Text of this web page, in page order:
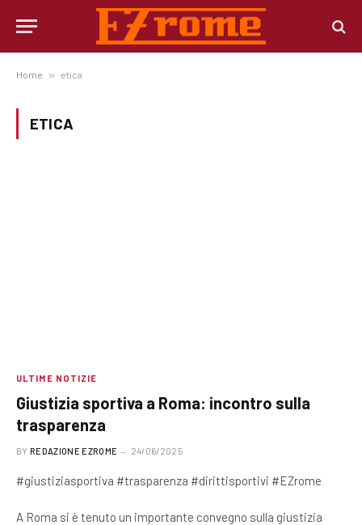
Home » etica
ETICA
ULTIME NOTIZIE
Giustizia sportiva a Roma: incontro sulla
trasparenza
BY REDAZIONE EZROME 24/06/2025
#giustiziasportiva #trasparenza #dirittisportivi #EZrome
A Roma si è tenuto un importante convegno sulla giustizia